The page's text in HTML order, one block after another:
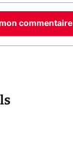
commentaire